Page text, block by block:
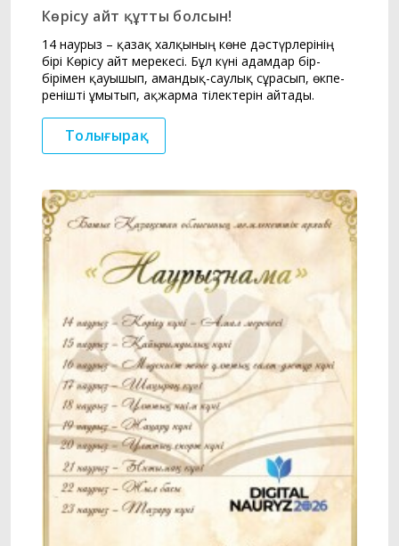
Көрісу айт құтты болсын!
14 наурыз – қазақ халқының көне дәстүрлерінің
бірі Көрісу айт мерекесі. Бұл күні адамдар бір-
бірімен қауышып, амандық-саулық сұрасып, өкпе-
ренішті ұмытып, ақжарма тілектерін айтады.
Толығырақ